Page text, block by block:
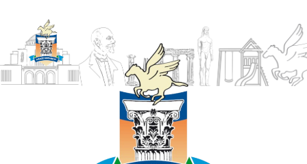
ΔΗΜΟΣ
ΚΟΡΙΝΘΙΩΝ